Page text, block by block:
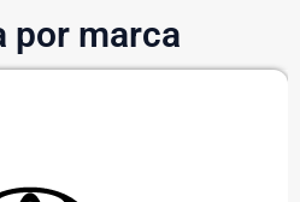
por marca